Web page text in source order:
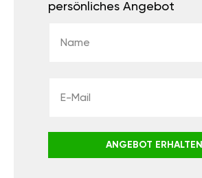
persönliches Angebot
ANGEBOT ERHALTEN